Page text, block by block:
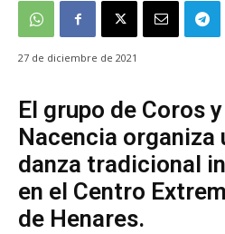
27 de diciembre de 2021
El grupo de Coros
Nacencia organiza
danza tradicional
en el Centro
de Henares.